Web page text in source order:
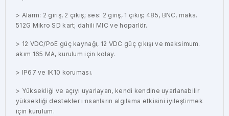
> Alarm: 2 giriş, 2 çıkış; ses: 2 giriş, 1 çıkış; 485, BNC, maks.
512G Mikro SD kart; dahili MIC ve hoparlör.
> 12 VDC/PoE güç kaynağı, 12 VDC güç çıkışı ve maksimum.
akım 165 MA, kurulum için kolay.
> IP67 ve IK10 koruması.
> Yüksekliği ve açıyı uyarlayan, kendi kendine uyarlanabilir
yüksekliği destekler i·nsanların algılama etkisini iyileştirmek
için kurulum.